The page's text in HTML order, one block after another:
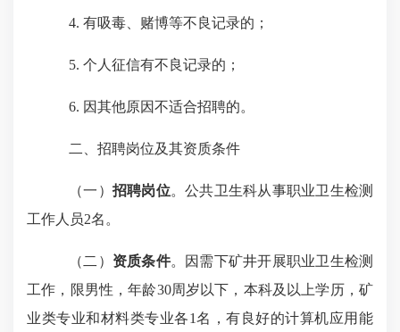
4.有吸毒、赌博等不良记录的；
5.个人征信有不良记录的；
6. 因其他原因不适合招聘的。
二、招聘岗位及其资质条件
（一） 招聘岗位。公共卫生科从事职业卫生检测
工作人员2名。
（二） 资质条件。因需下矿井开展职业卫生检测
工作，限男性，年龄30周岁以下，本科及以上学历，矿
业类专业和材料类专业各1名，有良好的计算机应用能